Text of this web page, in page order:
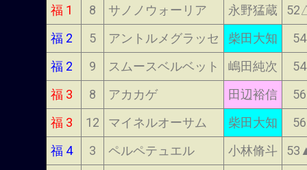
福 1
8 サノノウォーリア 永野猛蔵
福 2
5 アントルメグラッセ 柴田大知
54
福 2
9 スムースベルベット 嶋田純次
54
福 3
8 アカカゲ 田辺裕信
56
福 3
12 マイネルオーサム 柴田大知
56
福 4
3 ペルペテュエル 小林脩斗